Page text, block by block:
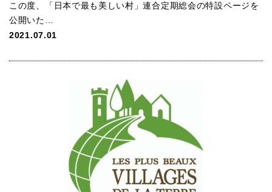
この度、「日本で最も美しい村」連合定期総会の特設ページを
公開いた…
2021.07.01